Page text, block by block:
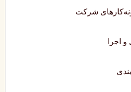
شرکت
اجرا